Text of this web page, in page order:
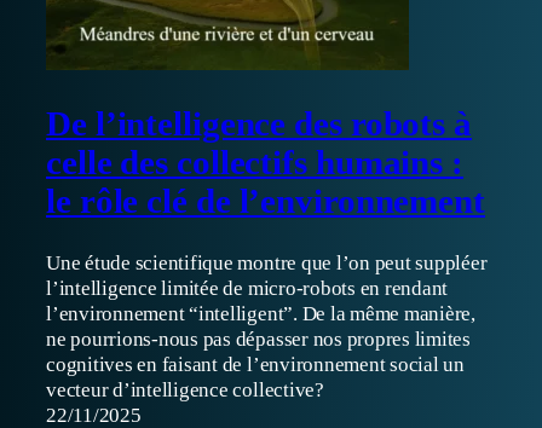
De l’intelligence des robots à
celle des collectifs humains :
le rôle clé de l’environnement
Une étude scientifique montre que l’on peut suppléer
l’intelligence limitée de micro-robots en rendant
l’environnement “intelligent”. De la même manière,
ne pourrions-nous pas dépasser nos propres limites
cognitives en faisant de l’environnement social un
vecteur d’intelligence collective?
22/11/2025